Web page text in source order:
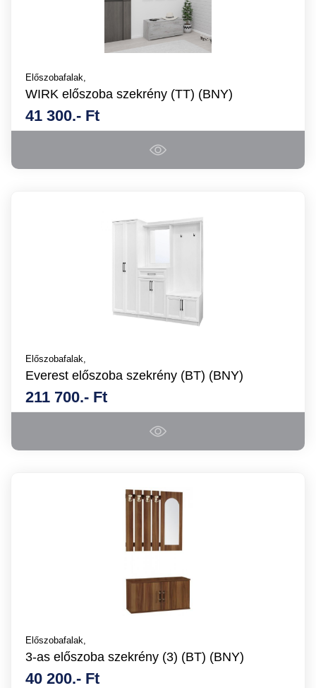
Előszobafalak,
WIRK előszoba szekrény (TT) (BNY)
41 300.- Ft
Előszobafalak,
Everest előszoba szekrény (BT) (BNY)
211 700.- Ft
Előszobafalak,
3-as előszoba szekrény (3) (BT) (BNY)
40 200.- Ft